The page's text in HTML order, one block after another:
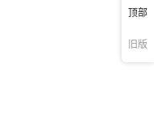
顶部
旧版